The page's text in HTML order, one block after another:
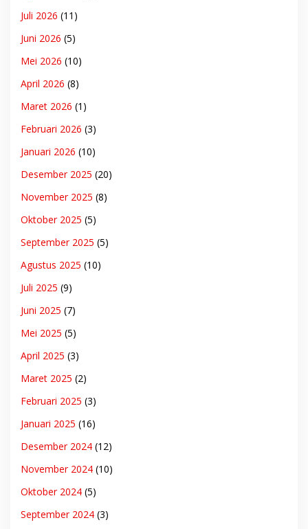
Juli 2026 (11)
Juni 2026 (5)
Mei 2026 (10)
April 2026 (8)
Maret 2026 (1)
Februari 2026 (3)
Januari 2026 (10)
Desember 2025 (20)
November 2025 (8)
Oktober 2025 (5)
September 2025 (5)
Agustus 2025 (10)
Juli 2025 (9)
Juni 2025 (7)
Mei 2025 (5)
April 2025 (3)
Maret 2025 (2)
Februari 2025 (3)
Januari 2025 (16)
Desember 2024 (12)
November 2024 (10)
Oktober 2024 (5)
September 2024 (3)